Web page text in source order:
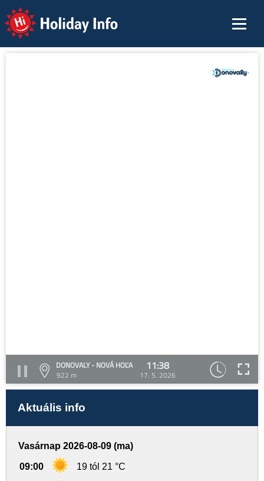
Holiday Info
DONOVALY - NOVÁ HOĽA
922 m
11:38
17. 5. 2026
Aktuális info
Vasárnap 2026-08-09 (ma)
09:00 19 tól 21 °C